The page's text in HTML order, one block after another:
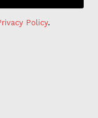
Policy.